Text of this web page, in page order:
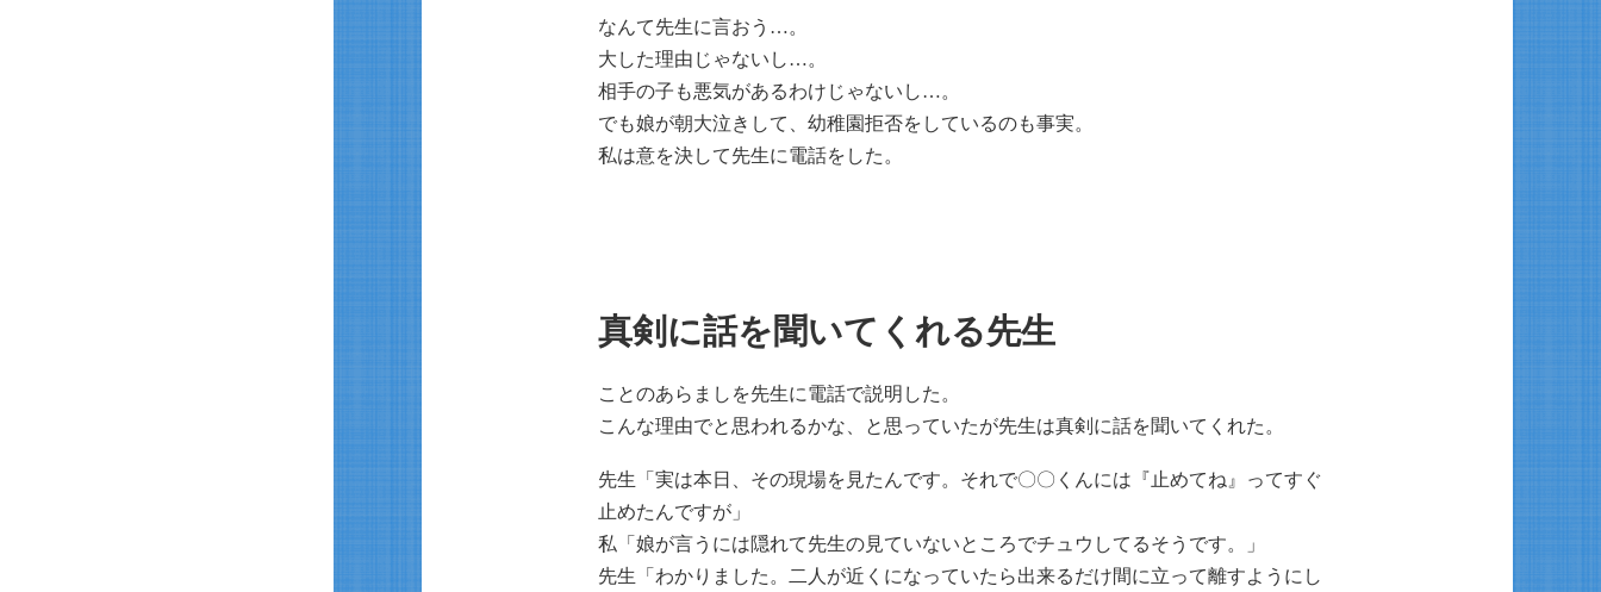
なんて先生に言おう…。
大した理由じゃないし…。
相手の子も悪気があるわけじゃないし…。
でも娘が朝大泣きして、幼稚園拒否をしているのも事実。
私は意を決して先生に電話をした。
真剣に話を聞いてくれる先生
ことのあらましを先生に電話で説明した。
こんな理由でと思われるかな、と思っていたが先生は真剣に話を聞いてくれた。
先生「実は本日、その現場を見たんです。それで〇〇くんには『止めてね』ってすぐ
止めたんですが」
私「娘が言うには隠れて先生の見ていないところでチュウしてるそうです。」
先生「わかりました。二人が近くになっていたら出来るだけ間に立って離すようにし